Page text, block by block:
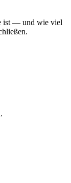
ist — und wie viel